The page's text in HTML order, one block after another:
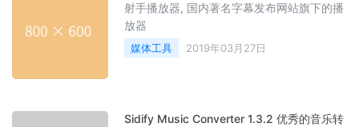
射手播放器, 国内著名字幕发布网站旗下的播
放器
媒体工具 2019年03月27日
Sidify Music Converter 1.3.2 优秀的音乐转